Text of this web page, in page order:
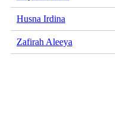
Husna Irdina
Zafirah Aleeya